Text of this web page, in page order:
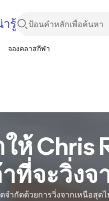
รู้
จองคลาสกีฬา
ห้ Chris
ที่จะวิ่งจ
ำกัดด้วยการวิ่งจากเหนือสุด